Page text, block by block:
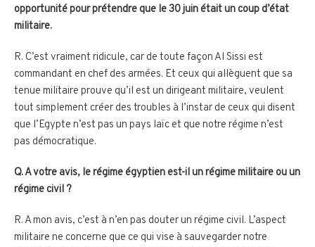
opportunité pour prétendre que le 30 juin était un coup d’état
militaire.
R. C’est vraiment ridicule, car de toute façon Al Sissi est
commandant en chef des armées. Et ceux qui allèguent que sa
tenue militaire prouve qu’il est un dirigeant militaire, veulent
tout simplement créer des troubles à l’instar de ceux qui disent
que l’Egypte n’est pas un pays laïc et que notre régime n’est
pas démocratique.
Q. A votre avis, le régime égyptien est-il un régime militaire ou un
régime civil ?
R. A mon avis, c’est à n’en pas douter un régime civil. L’aspect
militaire ne concerne que ce qui vise à sauvegarder notre